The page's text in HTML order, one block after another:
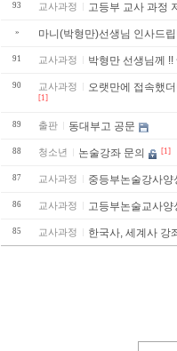
93 교사과정 고등부 교사 과정
» 마니(박형만)선생님 인사드
91 교사과정 박형만 선생님께 !!
90 교사과정 오랫만에 접속했
[1]
89 출판 동대부고 공문
88 청소년 논술강좌 문의 [1]
87 교사과정 중등부논술강사양
86 교사과정 고등부논술교사양
85 교사과정 한국사, 세계사 강